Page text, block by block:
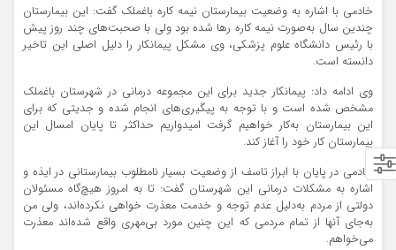
خادمی با اشاره به وضعیت بیمارستان نیمه کاره باغملک گفت: این بیمارستان
چندین سال به‌صورت نیمه کاره رها شده بود ولی با صحبت‌های چند روز پیش
با رئیس دانشگاه علوم پزشکی، وی مشکل پیمانکار را دلیل اصلی این تاخیر
دانسته است.
وی ادامه داد: پیمانکار جدید برای این مجموعه درمانی در شهرستان باغملک
مشخص شده است و با توجه به پیگیری‌های انجام شده و جدیتی که برای
این بیمارستان به‌کار خواهیم گرفت امیدواریم حداکثر تا پایان امسال این
بیمارستان کار خود را آغاز کند.
خادمی در پایان با ابراز تاسف از وضعیت بسیار نامطلوب بیمارستانی در ایذه و
اشاره به مشکلات درمانی این شهرستان گفت: تا به امروز هیچ‌گاه مسئولان
دولتی از مردم به‌دلیل عدم توجه و خدمت معذرت خواهی نکرده‌اند، ولی من
به‌جای آنها از تمام مردمی که این چنین مورد بی‌مهری واقع شده‌اند معذرت
می‌خواهم.